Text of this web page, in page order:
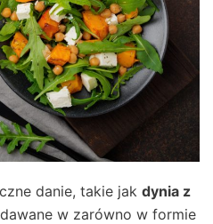
danie, takie jak dynia z
w zarówno w formie